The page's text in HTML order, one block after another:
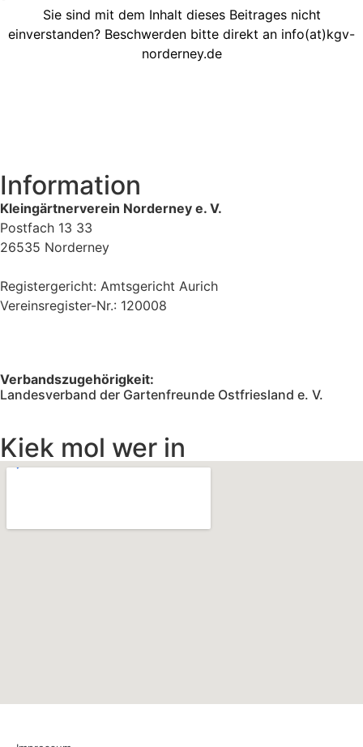
Sie sind mit dem Inhalt dieses Beitrages nicht
einverstanden? Beschwerden bitte direkt an info(at)kgv-
norderney.de
Information
Kleingärtnerverein Norderney e. V.
Postfach 13 33
26535 Norderney
Registergericht: Amtsgericht Aurich
Vereinsregister-Nr.: 120008
Verbandszugehörigkeit:
Landesverband der Gartenfreunde Ostfriesland e. V.
Kiek mol wer in